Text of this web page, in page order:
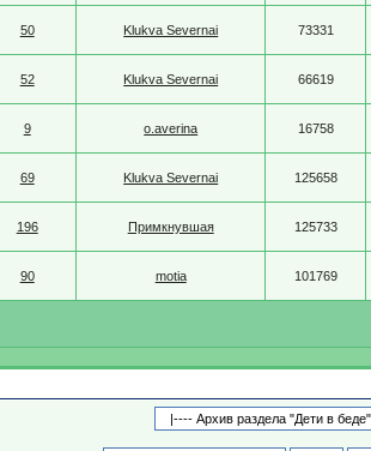
50 Klukva Severnai 73331
52 Klukva Severnai 66619
9 o.averina 16758
69 Klukva Severnai 125658
196 Примкнувшая 125733
90 motia 101769